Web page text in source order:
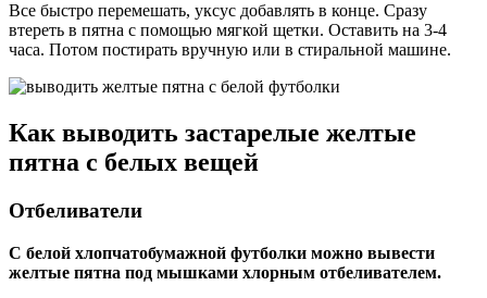
Все быстро перемешать, уксус добавлять в конце. Сразу
втереть в пятна с помощью мягкой щетки. Оставить на 3-4
часа. Потом постирать вручную или в стиральной машине.
Как выводить застарелые желтые
пятна с белых вещей
Отбеливатели
С белой хлопчатобумажной футболки можно вывести
желтые пятна под мышками хлорным отбеливателем.